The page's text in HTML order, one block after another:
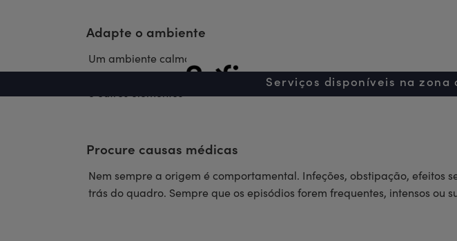
Adapte o ambiente
Um ambiente calmo, com menos ruído e menos estímulos visuais,
organização do espaço contribuem para maior sensação de
e outros elementos da família, especialmente crianças.
Procure causas médicas
Nem sempre a origem é comportamental. Infeções, obstipação, efeitos
trás do quadro. Sempre que os episódios forem frequentes, intensos
A Sofia Serviços
Serviços disponíveis na zona